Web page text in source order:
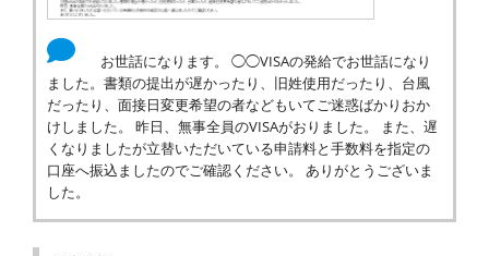
お世話になります。 ◯◯VISAの発給でお世話になり
ました。書類の提出が遅かったり、旧姓使用だったり、台風
だったり、面接日変更希望の者などもいてご迷惑ばかりおか
けしました。 昨日、無事全員のVISAがおりました。 また、遅
くなりましたが立替いただいている申請料と手数料を指定の
口座へ振込ましたのでご確認ください。 ありがとうございま
した。